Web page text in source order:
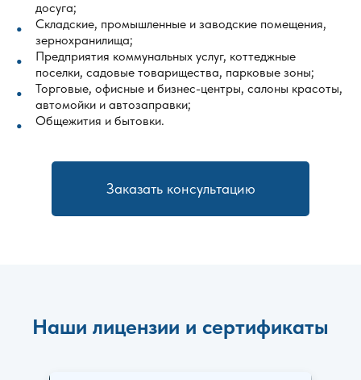
досуга;
Складские, промышленные и заводские помещения,
зернохранилища;
Предприятия коммунальных услуг, коттеджные
поселки, садовые товарищества, парковые зоны;
Торговые, офисные и бизнес-центры, салоны красоты,
автомойки и автозаправки;
Общежития и бытовки.
Заказать консультацию
Наши лицензии и сертификаты